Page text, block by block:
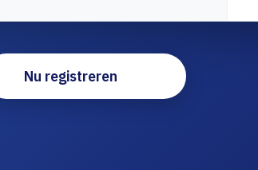
Nu registreren